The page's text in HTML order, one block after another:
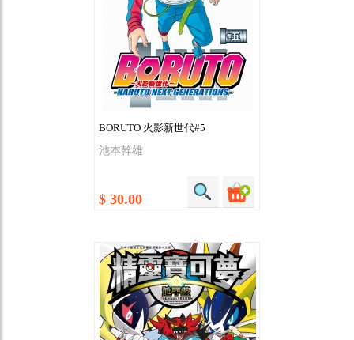
BORUTO 火影新世代#5
池本幹雄
$ 30.00